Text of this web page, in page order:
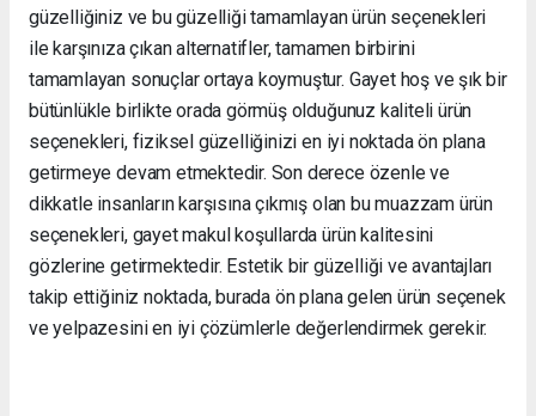
güzelliğiniz ve bu güzelliği tamamlayan ürün seçenekleri
ile karşınıza çıkan alternatifler, tamamen birbirini
tamamlayan sonuçlar ortaya koymuştur. Gayet hoş ve şık bir
bütünlükle birlikte orada görmüş olduğunuz kaliteli ürün
seçenekleri, fiziksel güzelliğinizi en iyi noktada ön plana
getirmeye devam etmektedir. Son derece özenle ve
dikkatle insanların karşısına çıkmış olan bu muazzam ürün
seçenekleri, gayet makul koşullarda ürün kalitesini
gözlerine getirmektedir. Estetik bir güzelliği ve avantajları
takip ettiğiniz noktada, burada ön plana gelen ürün seçenek
ve yelpazesini en iyi çözümlerle değerlendirmek gerekir.